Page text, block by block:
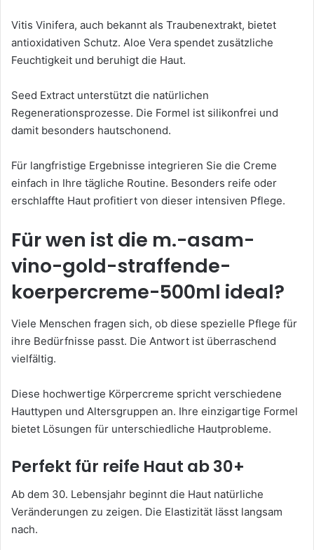
Vitis Vinifera, auch bekannt als Traubenextrakt, bietet
antioxidativen Schutz. Aloe Vera spendet zusätzliche
Feuchtigkeit und beruhigt die Haut.
Seed Extract unterstützt die natürlichen
Regenerationsprozesse. Die Formel ist silikonfrei und
damit besonders hautschonend.
Für langfristige Ergebnisse integrieren Sie die Creme
einfach in Ihre tägliche Routine. Besonders reife oder
erschlaffte Haut profitiert von dieser intensiven Pflege.
Für wen ist die m.-asam-
vino-gold-straffende-
koerpercreme-500ml ideal?
Viele Menschen fragen sich, ob diese spezielle Pflege für
ihre Bedürfnisse passt. Die Antwort ist überraschend
vielfältig.
Diese hochwertige Körpercreme spricht verschiedene
Hauttypen und Altersgruppen an. Ihre einzigartige Formel
bietet Lösungen für unterschiedliche Hautprobleme.
Perfekt für reife Haut ab 30+
Ab dem 30. Lebensjahr beginnt die Haut natürliche
Veränderungen zu zeigen. Die Elastizität lässt langsam
nach.